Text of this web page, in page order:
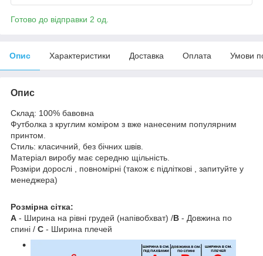
Готово до відправки 2 од.
Опис Характеристики Доставка Оплата Умови
Опис
Склад: 100% бавовна
Футболка з круглим коміром з вже нанесеним популярним
принтом.
Стиль: класичний, без бічних швів.
Матеріал виробу має середню щільність.
Розміри дорослі , повномірні (також є підліткові , запитуйте у
менеджера)
Розмірна сітка:
A - Ширина на рівні грудей (напівобхват) /B - Довжина по
спині / C - Ширина плечей